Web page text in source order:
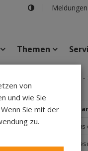
Meldungen
Themen
Längenfeld
von
und wie Sie
Wenn Sie mit der
zu.